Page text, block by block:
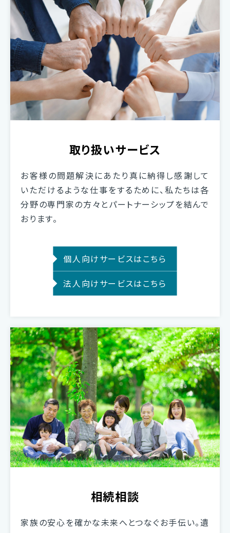
取り扱いサービス
お客様の問題解決にあたり真に納得し感謝して
いただけるような仕事をするために、私たちは各
分野の専門家の方々とパートナーシップを結んで
おります。
個人向けサービスはこちら
法人向けサービスはこちら
相続相談
家族の安心を確かな未来へとつなぐお手伝い。遺